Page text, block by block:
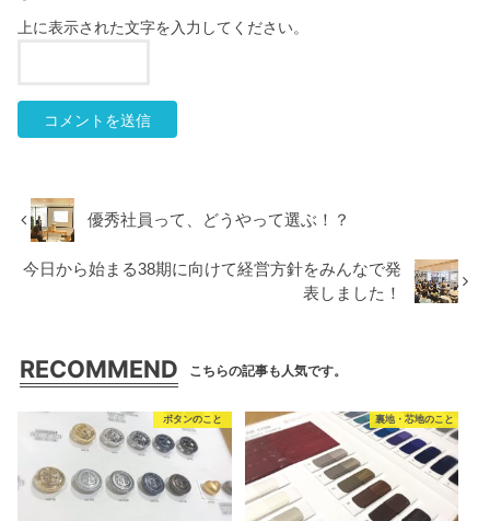
上に表示された文字を入力してください。
優秀社員って、どうやって選ぶ！？
今日から始まる38期に向けて経営方針をみんなで発
表しました！
RECOMMEND こちらの記事も人気です。
ボタンのこと 裏地・芯地のこと